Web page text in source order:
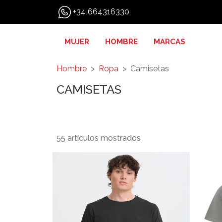
+34 664316330
MUJER HOMBRE MARCAS
Hombre Ropa Camisetas
CAMISETAS
55 artículos mostrados